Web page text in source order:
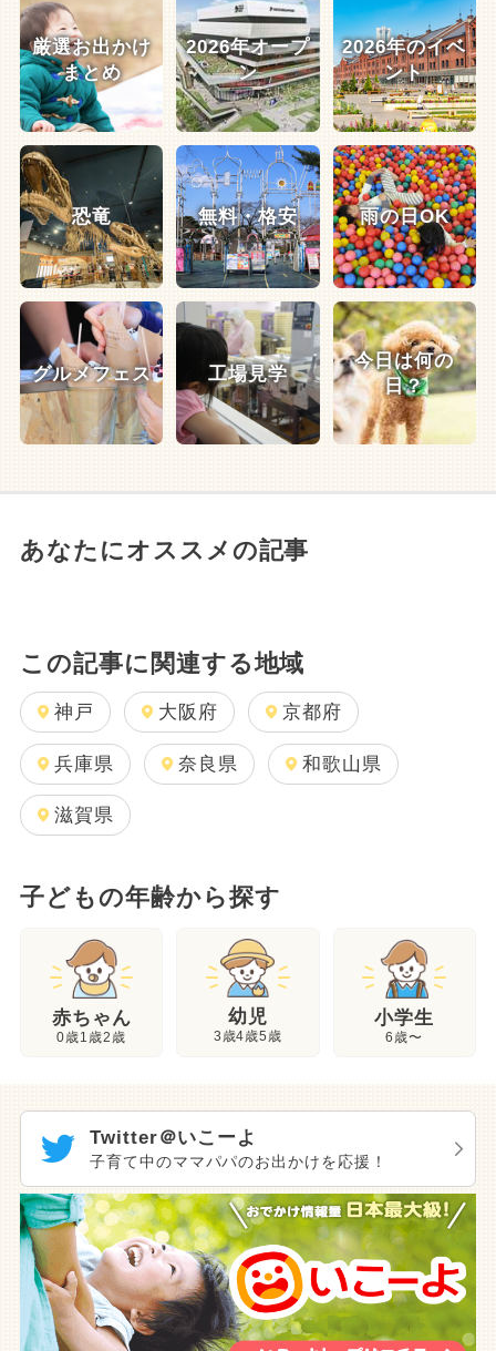
厳選お出かけ
まとめ
2026年オープ
ン
2026年のイベ
ント
恐竜 無料・格安 雨の日OK
グルメフェス 工場見学
今日は何の
日？
あなたにオススメの記事
この記事に関連する地域
神戸 大阪府 京都府
兵庫県 奈良県 和歌山県
滋賀県
子どもの年齢から探す
赤ちゃん
0歳1歳2歳
幼児
3歳4歳5歳
小学生
6歳〜
Twitter＠いこーよ
子育て中のママパパのお出かけを応援！